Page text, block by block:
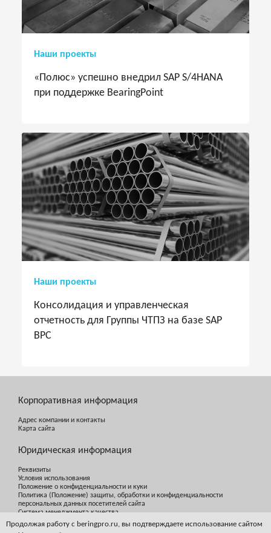
Наши проекты
«Полюс» успешно внедрил SAP S/4HANA
при поддержке BearingPoint
Наши проекты
Консолидация и управленческая
отчетность для Группы ЧТПЗ на базе SAP
BPC
Корпоративная информация
Адрес компании и контакты
Карта сайта
Юридическая информация
Реквизиты
Условия использования
Положение о конфиденциальности и куки
Политика (Положение) защиты, обработки и конфиденциальности
персональных данных посетителей сайта
Система менеджмента качества
Продолжая работу с beringpro.ru, вы подтверждаете использование сайтом